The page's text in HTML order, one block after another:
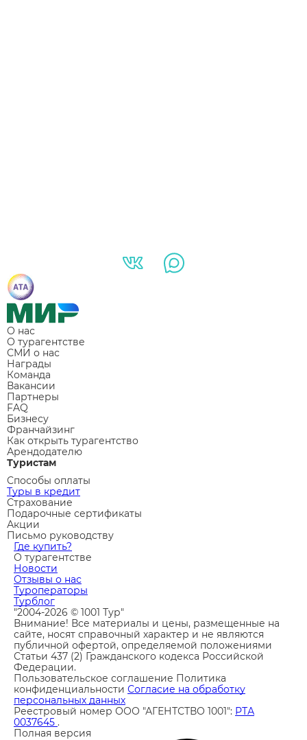
О нас
О турагентстве
СМИ о нас
Награды
Команда
Вакансии
Партнеры
FAQ
Бизнесу
Франчайзинг
Как открыть турагентство
Арендодателю
Туристам
Способы оплаты
Туры в кредит
Страхование
Подарочные сертификаты
Акции
Письмо руководству
Где купить?
О турагентстве
Новости
Отзывы о нас
Туроператоры
Турблог
"2004-2026 © 1001 Тур"
Внимание! Все материалы и цены, размещенные на
сайте, носят справочный характер и не являются
публичной офертой, определяемой положениями
Статьи 437 (2) Гражданского кодекса Российской
Федерации.
Пользовательское соглашение Политика
конфиденциальности Согласие на обработку
персональных данных
Реестровый номер ООО "АГЕНТСТВО 1001": РТА
0037645 .
Полная версия